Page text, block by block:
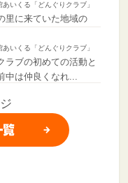
いくる「どんぐりクラブ」
里に来ていた地域の
ロドロになりなが...
いくる「どんぐりクラブ」
ラブの初めての活動と
中は仲良くなれ...